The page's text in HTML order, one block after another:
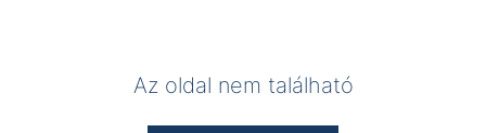
Az oldal nem található